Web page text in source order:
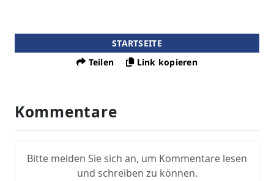
STARTSEITE
Teilen
Link kopieren
Kommentare
Bitte melden Sie sich an, um Kommentare lesen
und schreiben zu können.